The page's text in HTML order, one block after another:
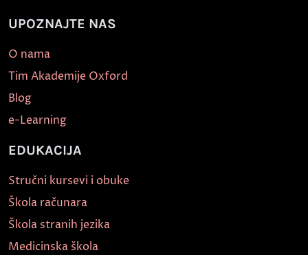
UPOZNAJTE NAS
O nama
Tim Akademije Oxford
Blog
e-Learning
EDUKACIJA
Stručni kursevi i obuke
Škola računara
Škola stranih jezika
Medicinska škola